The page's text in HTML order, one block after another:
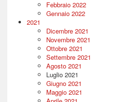
Febbraio 2022
Gennaio 2022
2021
Dicembre 2021
Novembre 2021
Ottobre 2021
Settembre 2021
Agosto 2021
Luglio 2021
Giugno 2021
Maggio 2021